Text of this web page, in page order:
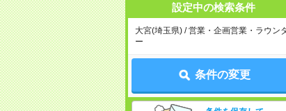
設定中の検索条件
大宮(埼玉県) / 営業・企画営業・ラウン
ー
条件の変更